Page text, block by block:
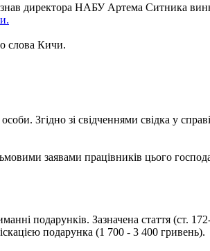
директора НАБУ Артема Ситника
слова Кичи.
Згідно зі свідченнями свідка у
заявами працівників цього
подарунків. Зазначена стаття (ст.
подарунка (1 700 - 3 400 гривень).